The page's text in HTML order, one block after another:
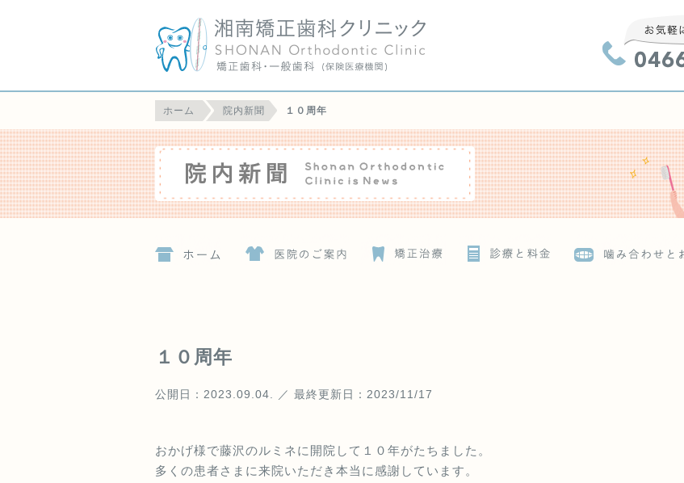
ホーム 院内新聞 １０周年
１０周年
公開日：2023.09.04. ／ 最終更新日：2023/11/17
おかげ様で藤沢のルミネに開院して１０年がたちました。
多くの患者さまに来院いただき本当に感謝しています。